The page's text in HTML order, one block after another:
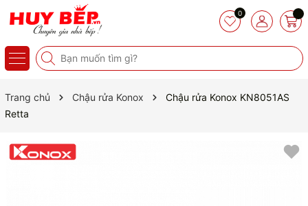
0
Trang chủ Chậu rửa Konox
Chậu rửa Konox KN8051AS
Retta